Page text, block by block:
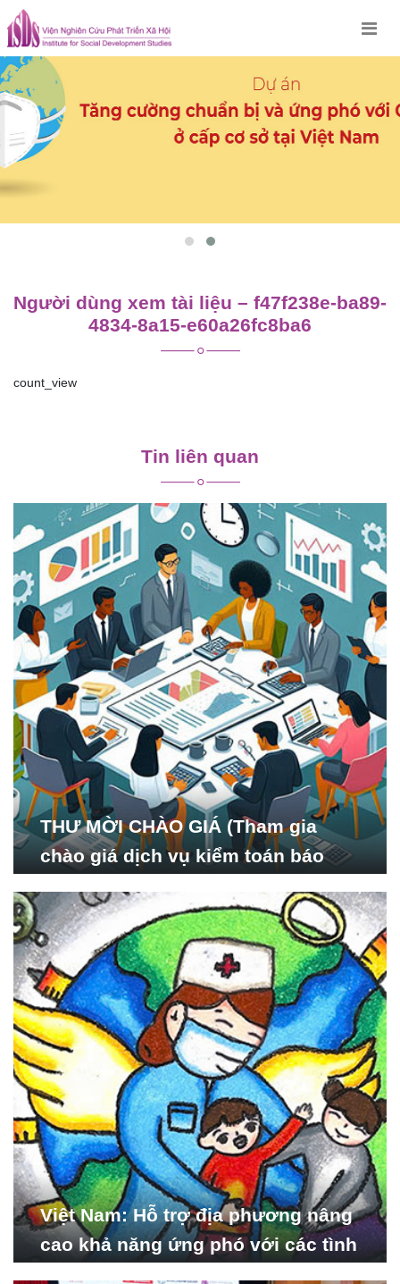
Skip
to
content
Người dùng xem tài liệu – f47f238e-ba89-
4834-8a15-e60a26fc8ba6
count_view
viết
Tin liên quan
THƯ MỜI CHÀO GIÁ (Tham gia
chào giá dịch vụ kiểm toán báo
Nghiên cứu Phát triển Xã
hội_ISDS)
Việt Nam: Hỗ trợ địa phương nâng
cao khả năng ứng phó với các tình